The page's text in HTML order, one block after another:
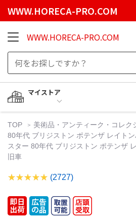
WWW.HORECA-PRO.COM
WWW.HORECA-PRO.COM
マイストア
TOP 美術品・アンティーク・コレク
80年代 ブリジストン ポテンザ レイト
スター 80年代 ブリジストン ポテンザ
旧車
(2727)